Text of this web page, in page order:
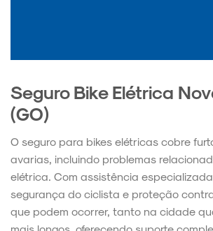
Seguro Bike Elétrica
(GO)
O seguro para bikes elétricas cobre
avarias, incluindo problemas
elétrica. Com assistência
segurança do ciclista e proteção
que podem ocorrer, tanto na cidade